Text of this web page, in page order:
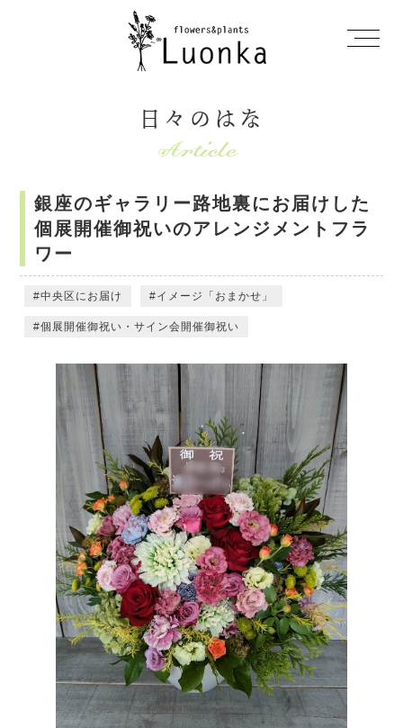
日々のはな
銀座のギャラリー路地裏にお届けした
個展開催御祝いのアレンジメントフラ
ワー
中央区にお届け イメージ「おまかせ」
個展開催御祝い・サイン会開催御祝い